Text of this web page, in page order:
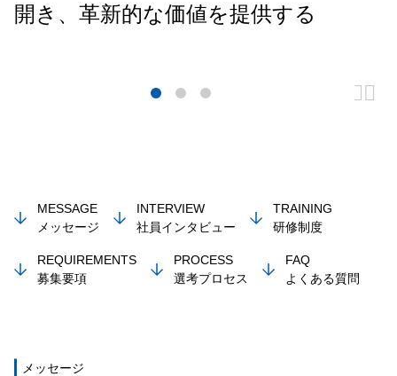
開き、革新的な価値を提供する
MESSAGE
メッセージ
INTERVIEW
社員インタビュー
TRAINING
研修制度
REQUIREMENTS
募集要項
PROCESS
選考プロセス
FAQ
よくある質問
メッセージ